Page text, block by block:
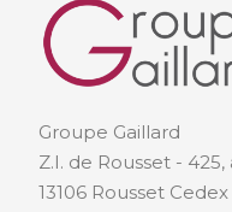
Groupe Gaillard
Z.I. de Rousset -
13106 Rousset Cedex